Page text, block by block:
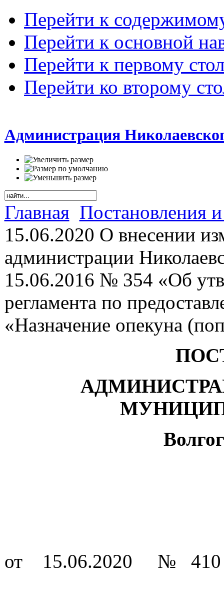
Перейти к
Перейти к основной
Перейти к первому
Перейти ко второму
Администрация
Главная Постановления
15.06.2020 О внесении
администрации
15.06.2016 № 354 «Об
регламента по
«Назначение опекуна
от 15.06.2020 № 410